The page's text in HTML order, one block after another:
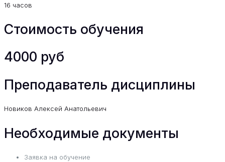
16 часов
Стоимость обучения
4000 руб
Преподаватель дисциплины
Новиков Алексей Анатольевич
Необходимые документы
Заявка на обучение